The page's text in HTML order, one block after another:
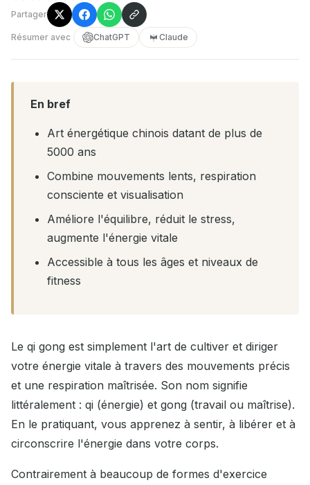
Partager
Résumer avec ChatGPT Claude
En bref
Art énergétique chinois datant de plus de
5000 ans
Combine mouvements lents, respiration
consciente et visualisation
Améliore l'équilibre, réduit le stress,
augmente l'énergie vitale
Accessible à tous les âges et niveaux de
fitness
Le qi gong est simplement l'art de cultiver et diriger
votre énergie vitale à travers des mouvements précis
et une respiration maîtrisée. Son nom signifie
littéralement : qi (énergie) et gong (travail ou maîtrise).
En le pratiquant, vous apprenez à sentir, à libérer et à
circonscrire l'énergie dans votre corps.
Contrairement à beaucoup de formes d'exercice